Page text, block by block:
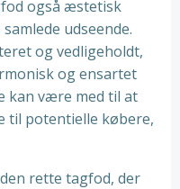
også æstetisk
udseende.
og vedligeholdt,
og ensartet
kan være med til at
til potentielle købere,
rette tagfod, der